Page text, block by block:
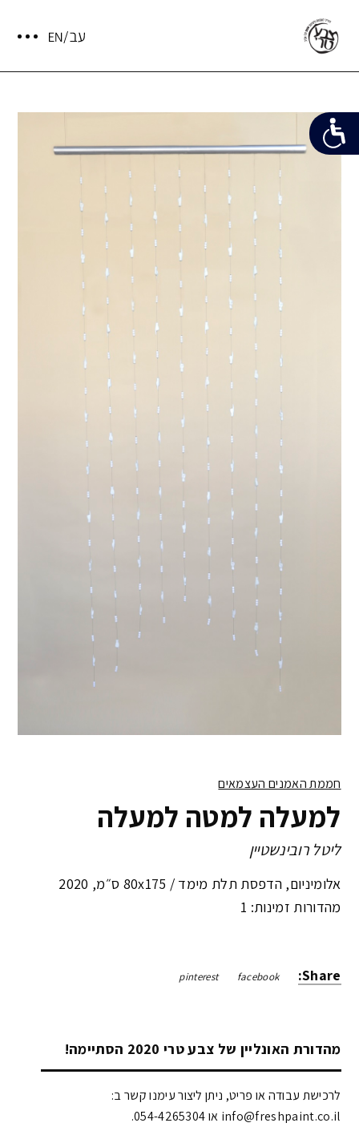
חממת האמנים העצמאים
למעלה למטה למעלה
ליטל רובינשטיין
אלומיניום, הדפסת תלת מימד / 80x175 ס״מ ,
מהדורות זמינות: 1
Share:
facebook
pinterest
מהדורת האונליין של צבע טרי 2020 הסתיימה!
לרכישת עבודה או פריט, ניתן ליצור עימנו קשר ב:
info@freshpaint.co.il‏ או 054-4265304.